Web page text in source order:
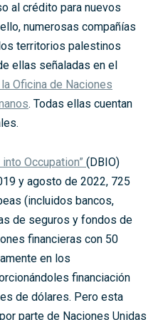
al crédito para nuevos
numerosas compañías
territorios palestinos
ellas señaladas en el
Oficina de Naciones
. Todas ellas cuentan
into Occupation” (DBIO)
y agosto de 2022, 725
(incluidos bancos,
de seguros y fondos de
financieras con 50
en los
financiación
de dólares. Pero esta
parte de Naciones Unidas